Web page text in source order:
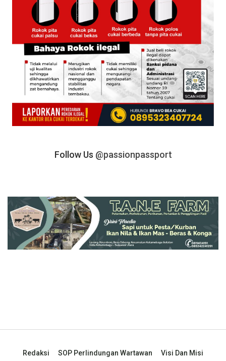
Follow Us @passionpassport
Redaksi SOP Perlindungan Wartawan Visi Dan Misi